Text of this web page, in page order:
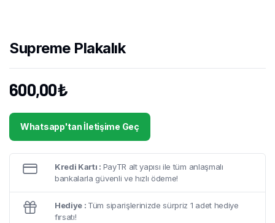
Supreme Plakalık
600,00₺
Whatsapp'tan İletişime Geç
Kredi Kartı : PayTR alt yapısı ile tüm anlaşmalı
bankalarla güvenli ve hızlı ödeme!
Hediye : Tüm siparişlerinizde sürpriz 1 adet hediye
fırsatı!